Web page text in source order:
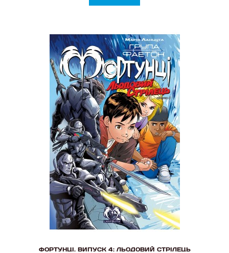
ФОРТУНЦІ. ВИПУСК 4: ЛЬОДОВИЙ СТРІЛЕЦЬ